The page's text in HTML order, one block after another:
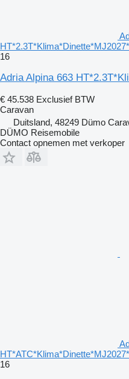
16
Adria Alpina 663
€ 45.538 Exclusief BTW
Caravan
Duitsland, 48249 Dümo
DÜMO Reisemobile
Contact opnemen met verkoper
16